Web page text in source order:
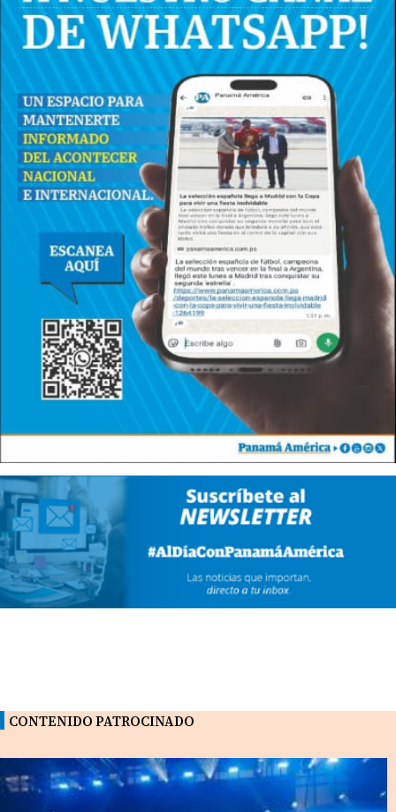
CONTENIDO PATROCINADO